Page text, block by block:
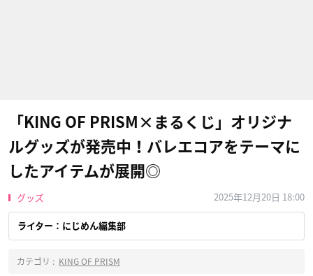
「KING OF PRISM×まるくじ」オリジナ
ルグッズが発売中！バレエコアをテーマに
したアイテムが展開◎
グッズ 2025年12月20日 18:00
ライター：にじめん編集部
カテゴリ : KING OF PRISM